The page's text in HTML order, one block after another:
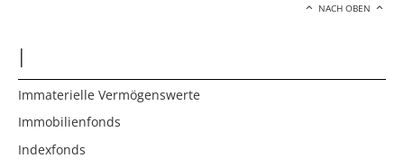
NACH OBEN
I
Immaterielle Vermögenswerte
Immobilienfonds
Indexfonds